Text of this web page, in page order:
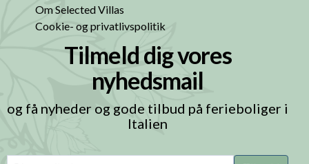
Om Selected Villas
Cookie- og privatlivspolitik
Tilmeld dig vores
nyhedsmail
og få nyheder og gode tilbud på ferieboliger i
Italien